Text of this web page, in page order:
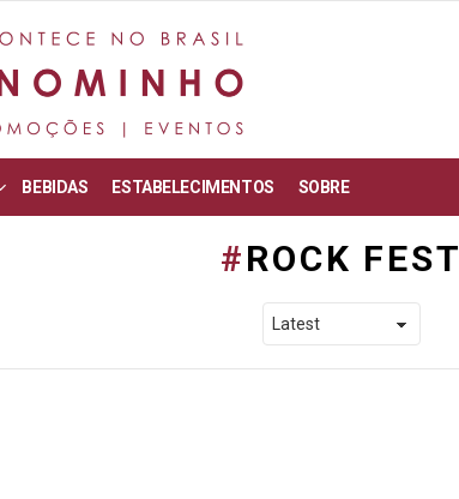
BEBIDAS ESTABELECIMENTOS SOBRE
ROCK FEST